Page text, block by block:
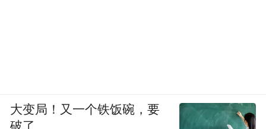
大变局！又一个铁饭碗，要
破了